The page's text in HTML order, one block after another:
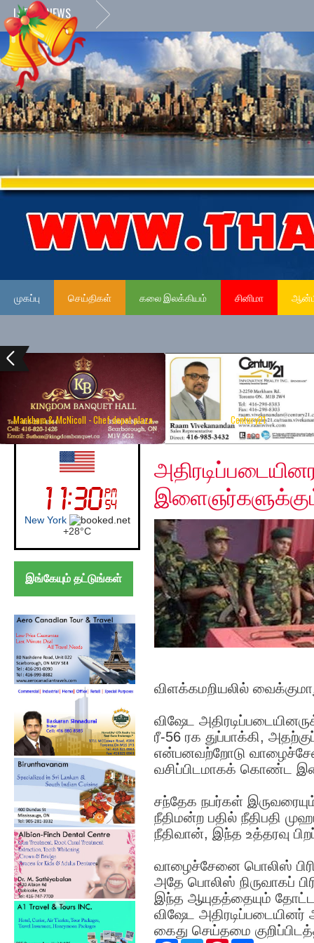
LATEST NEWS
முகப்பு செய்திகள் கலை இலக்கியம் சினிமா
Markham & McNicoll - Chef depot plaza Century21
UK (London)
London
+24°C
இங்கேயும் தட்டுங்கள்
Tuesday, January 14,
விளக்கமறியலில்
விஷேட
ரீ-56 ரக துப்பாக்கி,
என்பனவற்றோடு
வசிப்பிடமாகக் கொண்ட
சந்தேக நபர்கள்
நீதிமன்ற பதில் நீதிபதி
நீதிவான், இந்த உத்தரவு
வாழைச்சேனை பொலிஸ்
அதே பொலிஸ் நிருவாகப்
இந்த ஆயுதத்தையும்
விஷேட
கைது செய்தமை